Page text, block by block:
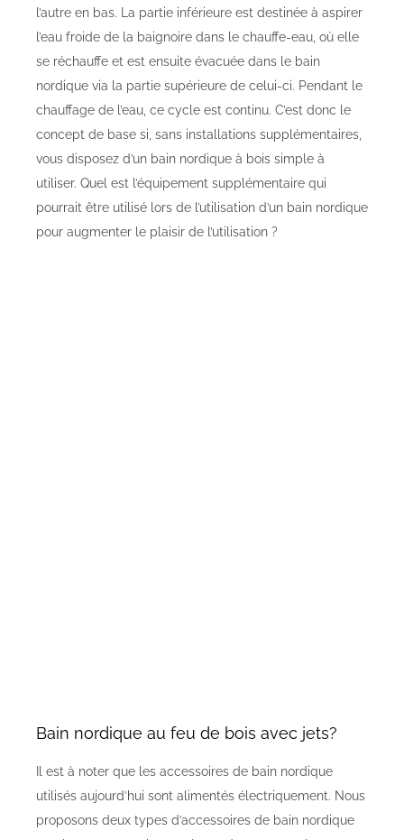
l’autre en bas. La partie inférieure est destinée à aspirer
l’eau froide de la baignoire dans le chauffe-eau, où elle
se réchauffe et est ensuite évacuée dans le bain
nordique via la partie supérieure de celui-ci. Pendant le
chauffage de l’eau, ce cycle est continu. C’est donc le
concept de base si, sans installations supplémentaires,
vous disposez d’un bain nordique à bois simple à
utiliser. Quel est l’équipement supplémentaire qui
pourrait être utilisé lors de l’utilisation d’un bain nordique
pour augmenter le plaisir de l’utilisation ?
Bain nordique au feu de bois avec jets?
Il est à noter que les accessoires de bain nordique
utilisés aujourd’hui sont alimentés électriquement. Nous
proposons deux types d’accessoires de bain nordique